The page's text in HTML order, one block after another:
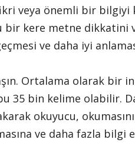
veya önemli bir bilgiyi
bir kere metne
ve daha iyi
Ortalama olarak bir
35 bin kelime olabilir.
okuyucu,
ve daha fazla bilgi